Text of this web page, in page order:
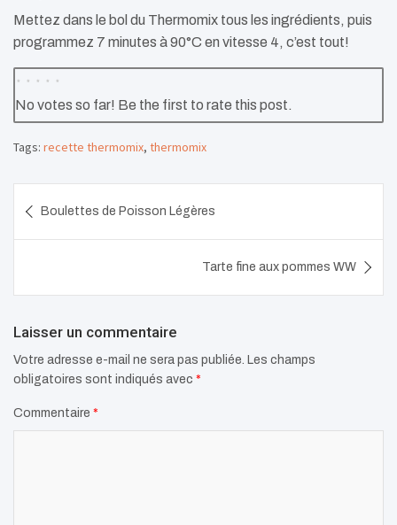
Mettez dans le bol du Thermomix tous les ingrédients, puis
programmez 7 minutes à 90°C en vitesse 4, c’est tout!
No votes so far! Be the first to rate this post.
Tags: recette thermomix, thermomix
de
Boulettes de Poisson Légères
Tarte fine aux pommes WW
Laisser un commentaire
Votre adresse e-mail ne sera pas publiée. Les champs
obligatoires sont indiqués avec *
Commentaire *